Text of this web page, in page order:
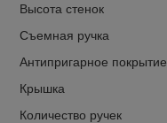
Высота стенок
Съемная ручка
Антипригарное покрытие
Крышка
Количество ручек